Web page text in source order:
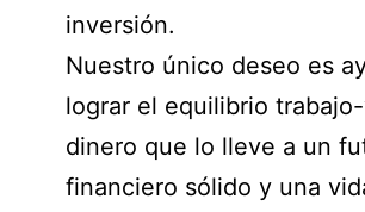
inversión.
Nuestro único deseo es
lograr el equilibrio
dinero que lo lleve a un
financiero sólido y una